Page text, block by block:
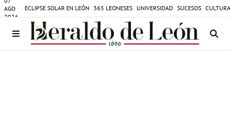
AGO
2026
ECLIPSE SOLAR EN LEÓN 365 LEONESES UNIVERSIDAD SUCESOS